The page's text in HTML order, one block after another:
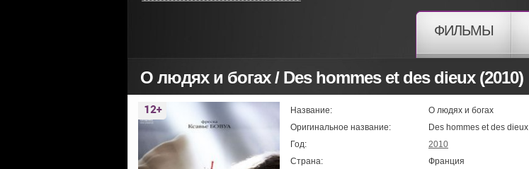
ФИЛЬМЫ
О людях и богах / Des hommes et des dieux (2010)
Название:
О людях и богах
Оригинальное название:
Des hommes et des dieux
Год:
2010
Страна:
Франция